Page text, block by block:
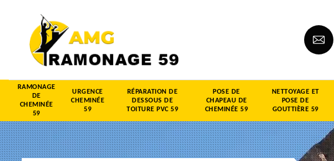
RAMONAGE
DE
CHEMINÉE
59
URGENCE
CHEMINÉE
59
RÉPARATION DE
DESSOUS DE
TOITURE PVC 59
POSE DE
CHAPEAU DE
CHEMINÉE 59
NETTOYAGE ET
POSE DE
GOUTTIÈRE 59